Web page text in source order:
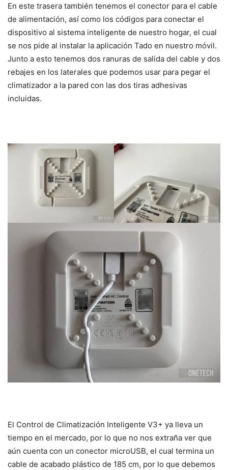
En este trasera también tenemos el conector para el cable
de alimentación, así como los códigos para conectar el
dispositivo al sistema inteligente de nuestro hogar, el cual
se nos pide al instalar la aplicación Tado en nuestro móvil.
Junto a esto tenemos dos ranuras de salida del cable y dos
rebajes en los laterales que podemos usar para pegar el
climatizador a la pared con las dos tiras adhesivas
incluidas.
El Control de Climatización Inteligente V3+ ya lleva un
tiempo en el mercado, por lo que no nos extraña ver que
aún cuenta con un conector microUSB, el cual termina un
cable de acabado plástico de 185 cm, por lo que debemos